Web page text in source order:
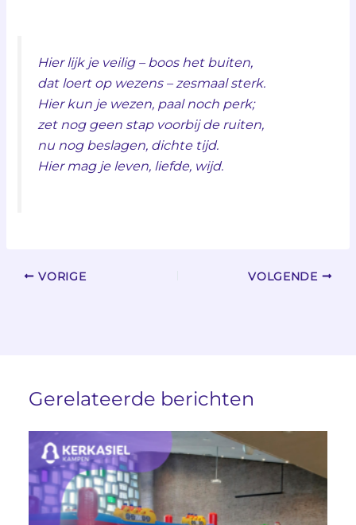
Hier lijk je veilig – boos het buiten,
dat loert op wezens – zesmaal sterk.
Hier kun je wezen, paal noch perk;
zet nog geen stap voorbij de ruiten,
nu nog beslagen, dichte tijd.
Hier mag je leven, liefde, wijd.
VORIGE VOLGENDE
Gerelateerde berichten